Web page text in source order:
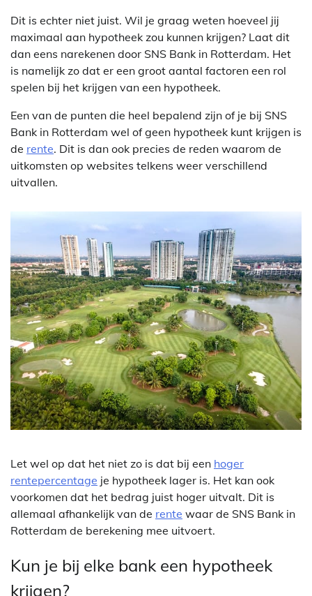
Dit is echter niet juist. Wil je graag weten hoeveel jij
maximaal aan hypotheek zou kunnen krijgen? Laat dit
dan eens narekenen door SNS Bank in Rotterdam. Het
is namelijk zo dat er een groot aantal factoren een rol
spelen bij het krijgen van een hypotheek.
Een van de punten die heel bepalend zijn of je bij SNS
Bank in Rotterdam wel of geen hypotheek kunt krijgen is
de rente. Dit is dan ook precies de reden waarom de
uitkomsten op websites telkens weer verschillend
uitvallen.
Let wel op dat het niet zo is dat bij een hoger
rentepercentage je hypotheek lager is. Het kan ook
voorkomen dat het bedrag juist hoger uitvalt. Dit is
allemaal afhankelijk van de rente waar de SNS Bank in
Rotterdam de berekening mee uitvoert.
Kun je bij elke bank een hypotheek
krijgen?